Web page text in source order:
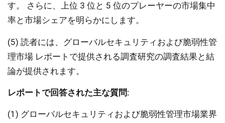
す。 さらに、上位 3 位と 5 位のプレーヤーの市場集中
率と市場シェアを明らかにします。
(5) 読者には、グローバルセキュリティおよび脆弱性管
理市場 レポートで提供される調査研究の調査結果と結
論が提供されます。
レポートで回答された主な質問:
(1) グローバルセキュリティおよび脆弱性管理市場業界